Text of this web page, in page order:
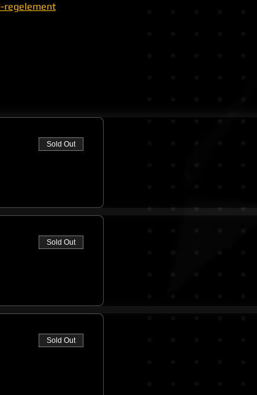
Sold Out
Sold Out
Sold Out